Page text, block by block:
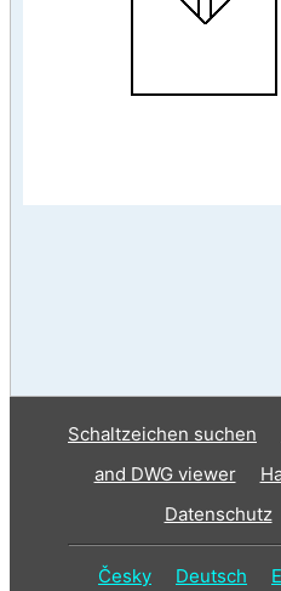
Schaltzeichen suchen
and DWG viewer
Datenschutz
Česky Deutsch